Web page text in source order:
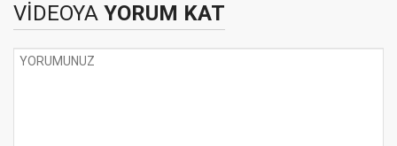
VİDEOYA YORUM KAT